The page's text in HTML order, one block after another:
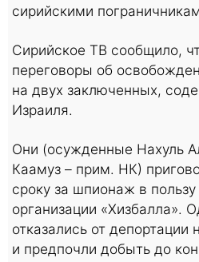
сирийскими
Сирийское ТВ сообщило,
переговоры об
на двух заключенных,
Израиля.
Они (осужденные Нахуль
Каамуз – прим. НК)
сроку за шпионаж в
организации «Хизбалла».
отказались от
и предпочли добыть до